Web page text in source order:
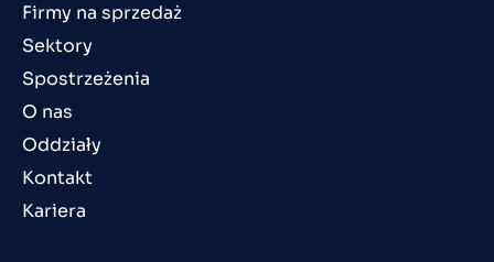
Firmy na sprzedaż
Sektory
Spostrzeżenia
O nas
Oddziały
Kontakt
Kariera